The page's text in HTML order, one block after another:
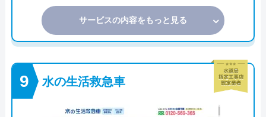
サービスの内容をもっと見る
水の生活救急車